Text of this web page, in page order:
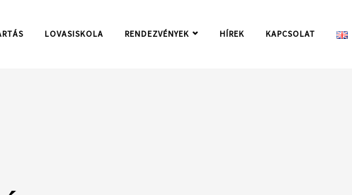
LOVASISKOLA RENDEZVÉNYEK HÍREK KAPCSOLAT